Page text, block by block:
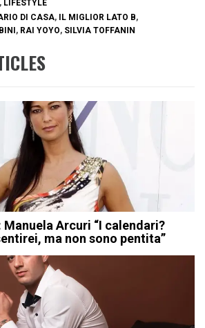
, LIFESTYLE
DI CASA, IL MIGLIOR LATO B,
, RAI YOYO, SILVIA TOFFANIN
Manuela Arcuri “I calendari?
ma non sono pentita”